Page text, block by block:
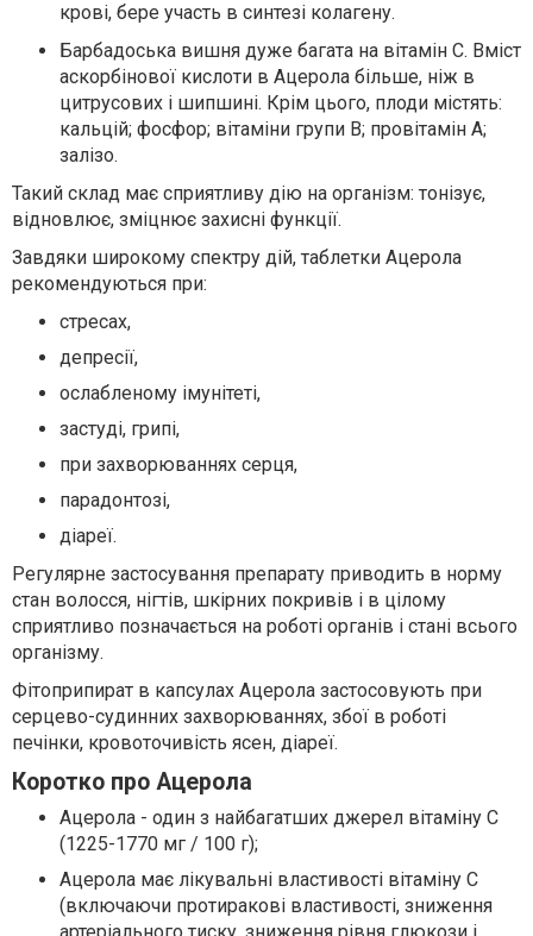
крові, бере участь в синтезі колагену.
Барбадоська вишня дуже багата на вітамін C. Вміст
аскорбінової кислоти в Ацерола більше, ніж в
цитрусових і шипшині. Крім цього, плоди містять:
кальцій; фосфор; вітаміни групи B; провітамін A;
залізо.
Такий склад має сприятливу дію на організм: тонізує,
відновлює, зміцнює захисні функції.
Завдяки широкому спектру дій, таблетки Ацерола
рекомендуються при:
стресах,
депресії,
ослабленому імунітеті,
застуді, грипі,
при захворюваннях серця,
парадонтозі,
діареї.
Регулярне застосування препарату приводить в норму
стан волосся, нігтів, шкірних покривів і в цілому
сприятливо позначається на роботі органів і стані всього
організму.
Фітоприпират в капсулах Ацерола застосовують при
серцево-судинних захворюваннях, збої в роботі
печінки, кровоточивість ясен, діареї.
Коротко про Ацерола
Ацерола - один з найбагатших джерел вітаміну C
(1225-1770 мг / 100 г);
Ацерола має лікувальні властивості вітаміну С
(включаючи протиракові властивості, зниження